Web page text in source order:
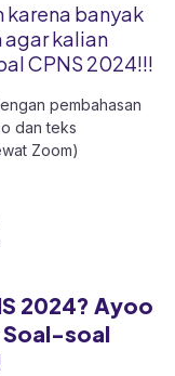
karena banyak
agar kalian
CPNS 2024!!!
pembahasan
dan teks
Zoom)
2024? Ayoo
Soal-soal